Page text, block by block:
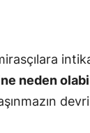
neden